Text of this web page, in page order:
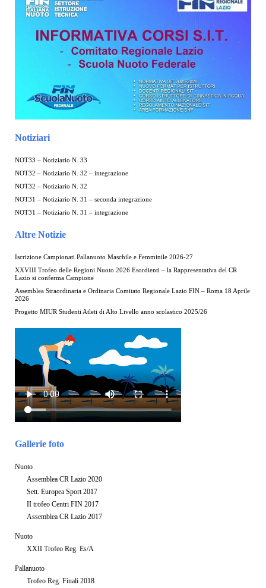
Notiziari
NOT33 – Notiziario N. 33
NOT32 – Notiziario N. 32 – integrazione
NOT32 – Notiziario N. 32
NOT31 – Notiziario N. 31 – seconda integrazione
NOT31 – Notiziario N. 31 – integrazione
Altre Notizie
Iscrizione Campionati Pallanuoto Maschile e Femminile 2026-27
XXVIII Trofeo delle Regioni Nuoto 2026 Esordienti – la Rappresentativa del CR
Lazio si conferma Campione
Assemblea Straordinaria e Ordinaria Comitato Regionale Lazio FIN – Roma 18 Aprile
2026
Progetto MIUR Studenti Atleti di Alto Livello anno scolastico 2025/26
Gallerie foto
Nuoto
Assemblea CR Lazio 2020
Sett. Europea Sport 2017
II trofeo Centri FIN 2017
Assemblea CR Lazio 2017
Nuoto
XXII Trofeo Reg. Es/A
Pallanuoto
Trofeo Reg. Finali 2018